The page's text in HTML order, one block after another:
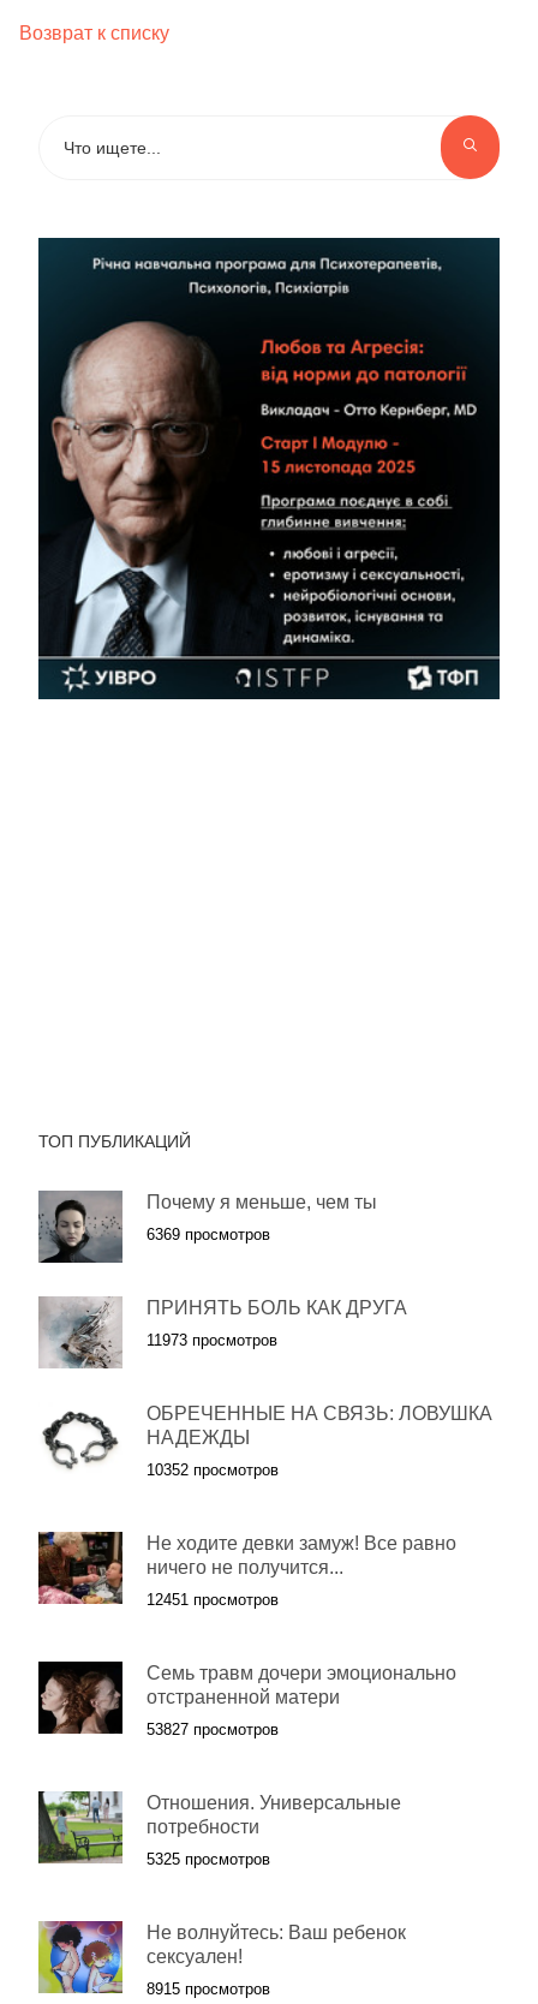
Возврат к списку
ТОП ПУБЛИКАЦИЙ
Почему я меньше, чем ты
6369 просмотров
ПРИНЯТЬ БОЛЬ КАК ДРУГА
11973 просмотров
ОБРЕЧЕННЫЕ НА СВЯЗЬ: ЛОВУШКА
НАДЕЖДЫ
10352 просмотров
Не ходите девки замуж! Все равно
ничего не получится...
12451 просмотров
Семь травм дочери эмоционально
отстраненной матери
53827 просмотров
Отношения. Универсальные
потребности
5325 просмотров
Не волнуйтесь: Ваш ребенок
сексуален!
8915 просмотров